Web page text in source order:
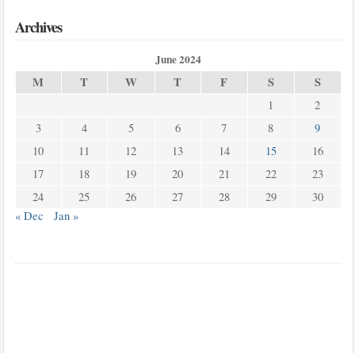
Archives
June 2024
M T W T F S S
1
2
3
4 5 6 7 8
9
10
11 12 13 14 15
16
17
18 19 20 21 22
23
24
25 26 27 28 29
30
« Dec
Jan »